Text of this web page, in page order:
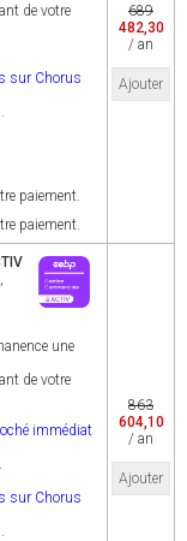
de votre
sur Chorus
paiement.
paiement.
689
482,30
/ an
Ajouter
,
une
de votre
immédiat
sur Chorus
863
604,10
/ an
Ajouter